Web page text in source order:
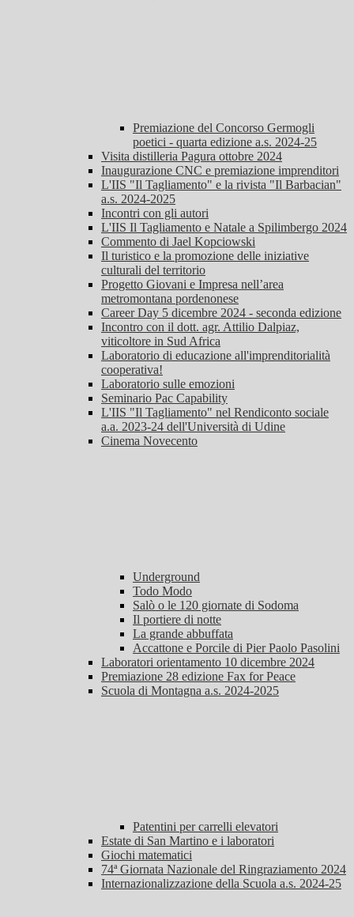
Premiazione del Concorso Germogli
poetici - quarta edizione a.s. 2024-25
Visita distilleria Pagura ottobre 2024
Inaugurazione CNC e premiazione imprenditori
L'IIS "Il Tagliamento" e la rivista "Il Barbacian"
a.s. 2024-2025
Incontri con gli autori
L'IIS Il Tagliamento e Natale a Spilimbergo 2024
Commento di Jael Kopciowski
Il turistico e la promozione delle iniziative
culturali del territorio
Progetto Giovani e Impresa nell’area
metromontana pordenonese
Career Day 5 dicembre 2024 - seconda edizione
Incontro con il dott. agr. Attilio Dalpiaz,
viticoltore in Sud Africa
Laboratorio di educazione all'imprenditorialità
cooperativa!
Laboratorio sulle emozioni
Seminario Pac Capability
L'IIS "Il Tagliamento" nel Rendiconto sociale
a.a. 2023-24 dell'Università di Udine
Cinema Novecento
Underground
Todo Modo
Salò o le 120 giornate di Sodoma
Il portiere di notte
La grande abbuffata
Accattone e Porcile di Pier Paolo Pasolini
Laboratori orientamento 10 dicembre 2024
Premiazione 28 edizione Fax for Peace
Scuola di Montagna a.s. 2024-2025
Patentini per carrelli elevatori
Estate di San Martino e i laboratori
Giochi matematici
74ª Giornata Nazionale del Ringraziamento 2024
Internazionalizzazione della Scuola a.s. 2024-25